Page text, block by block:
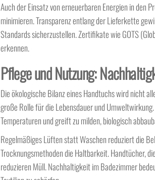
Auch der Einsatz von erneuerbaren Energien in
minimieren. Transparenz entlang der Lieferkette
Standards sicherzustellen. Zertifikate wie GOTS
erkennen.
Pflege und Nutzung:
Die ökologische Bilanz eines Handtuchs wird nicht
große Rolle für die Lebensdauer und
Temperaturen und greift zu milden, biologisch
Regelmäßiges Lüften statt Waschen reduziert die
Trocknungsmethoden die Haltbarkeit. Handtücher,
reduzieren Müll. Nachhaltigkeit im Badezimmer